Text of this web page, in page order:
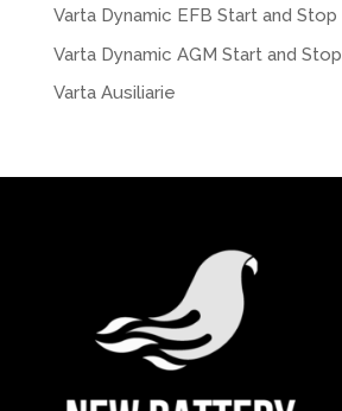
Varta Dynamic EFB Start and Stop
Varta Dynamic AGM Start and Stop
Varta Ausiliarie